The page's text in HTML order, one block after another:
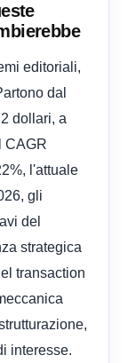
editoriali,
dal
dollari, a
CAGR
l'attuale
gli
del
strategica
transaction
interesse.